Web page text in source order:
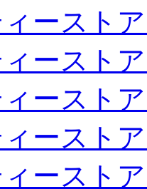
ースト
ースト
ースト
ースト
ースト